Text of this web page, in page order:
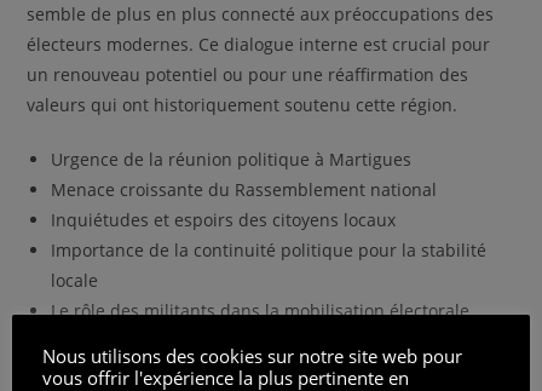
semble de plus en plus connecté aux préoccupations des
électeurs modernes. Ce dialogue interne est crucial pour
un renouveau potentiel ou pour une réaffirmation des
valeurs qui ont historiquement soutenu cette région.
Urgence de la réunion politique à Martigues
Menace croissante du Rassemblement national
Inquiétudes et espoirs des citoyens locaux
Importance de la continuité politique pour la stabilité
locale
Le rôle des militants dans la mobilisation électorale
Alors que les législatives de 2024 s’approchent, les
Nous utilisons des cookies sur notre site web pour
vous offrir l'expérience la plus pertinente en